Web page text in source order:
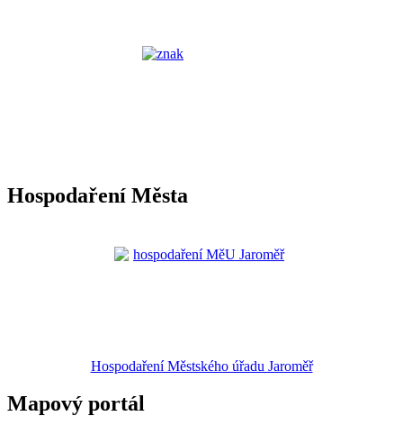
Hospodaření Města
Hospodaření Městského úřadu Jaroměř
Mapový portál